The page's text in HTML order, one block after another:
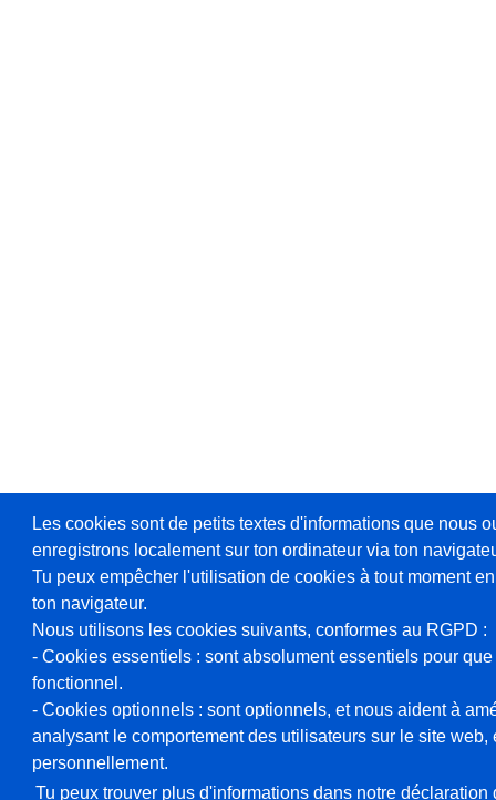
Les cookies sont de petits textes d'informations que nous
enregistrons localement sur ton ordinateur via ton
Tu peux empêcher l'utilisation de cookies à tout moment
ton navigateur.
Nous utilisons les cookies suivants, conformes au RGPD :
- Cookies essentiels : sont absolument essentiels pour
fonctionnel.
- Cookies optionnels : sont optionnels, et nous aident à
analysant le comportement des utilisateurs sur le site web,
personnellement.
Tu peux trouver plus d'informations dans notre déclaration